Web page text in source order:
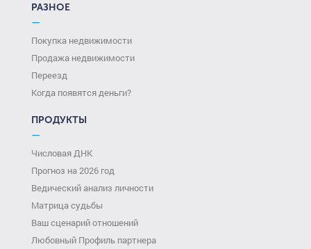
РАЗНОЕ
—
Покупка недвижимости
Продажа недвижимости
Переезд
Когда появятся деньги?
ПРОДУКТЫ
—
Числовая ДНК
Прогноз на 2026 год
Ведический анализ личности
Матрица судьбы
Ваш сценарий отношений
Любовный Профиль партнера